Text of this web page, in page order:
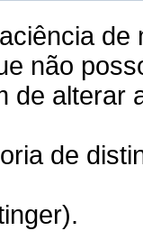
de
não
de alterar
de